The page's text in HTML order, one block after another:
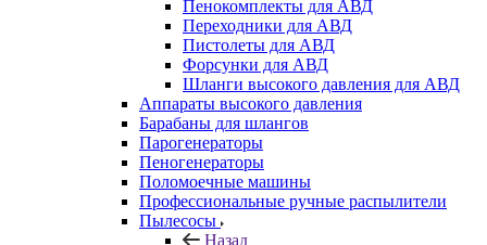
Пенокомплекты для АВД
Переходники для АВД
Пистолеты для АВД
Форсунки для АВД
Шланги высокого давления для АВД
Аппараты высокого давления
Барабаны для шлангов
Парогенераторы
Пеногенераторы
Поломоечные машины
Профессиональные ручные распылители
Пылесосы
Назад